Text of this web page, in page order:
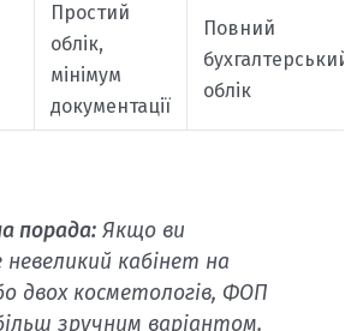
Простий
облік,
мінімум
документації
Повний
бухгалтерський
облік
порада: Якщо ви
кабінет на
двох косметологів, ФОП
зручним варіантом.